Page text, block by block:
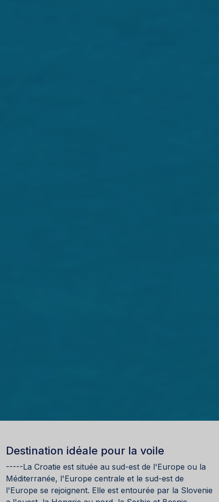
Destination idéale pour la voile
-----La Croatie est située au sud-est de l'Europe ou la
Méditerranée, l'Europe centrale et le sud-est de
l'Europe se rejoignent. Elle est entourée par la Slovenie